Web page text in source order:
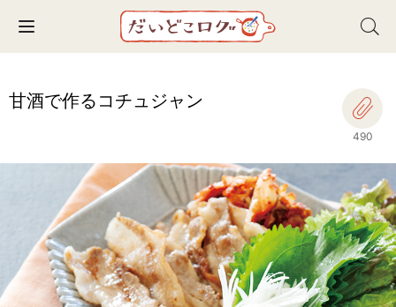
Toggle navigation
甘酒で作るコチュジャン
490